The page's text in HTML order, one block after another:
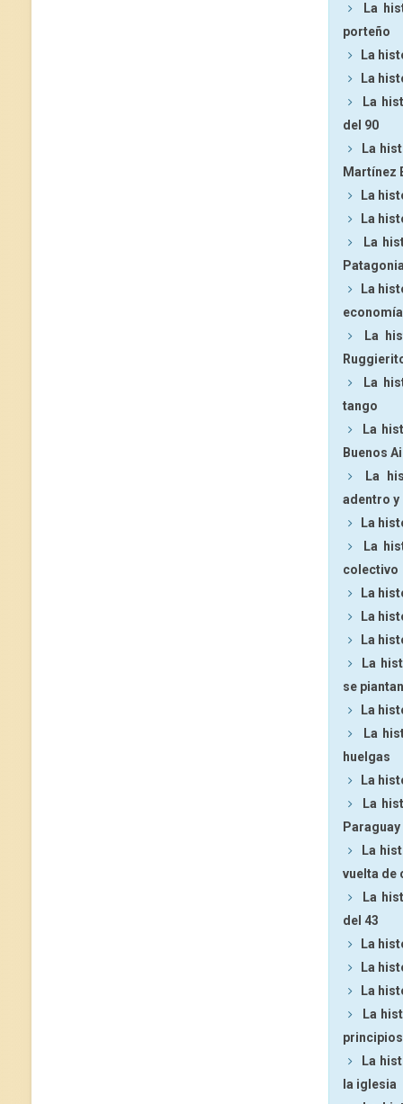
La
porteño
La
La
La
del 90
La
Martínez
La
La
La
La
economía
La
La
tango
La
Buenos
La
adentro
La
La
colectivo
La
La
La
La
se piantan
La
La
huelgas
La
La
Paraguay
La
vuelta de
La
del 43
La
La
La
La
La
la iglesia